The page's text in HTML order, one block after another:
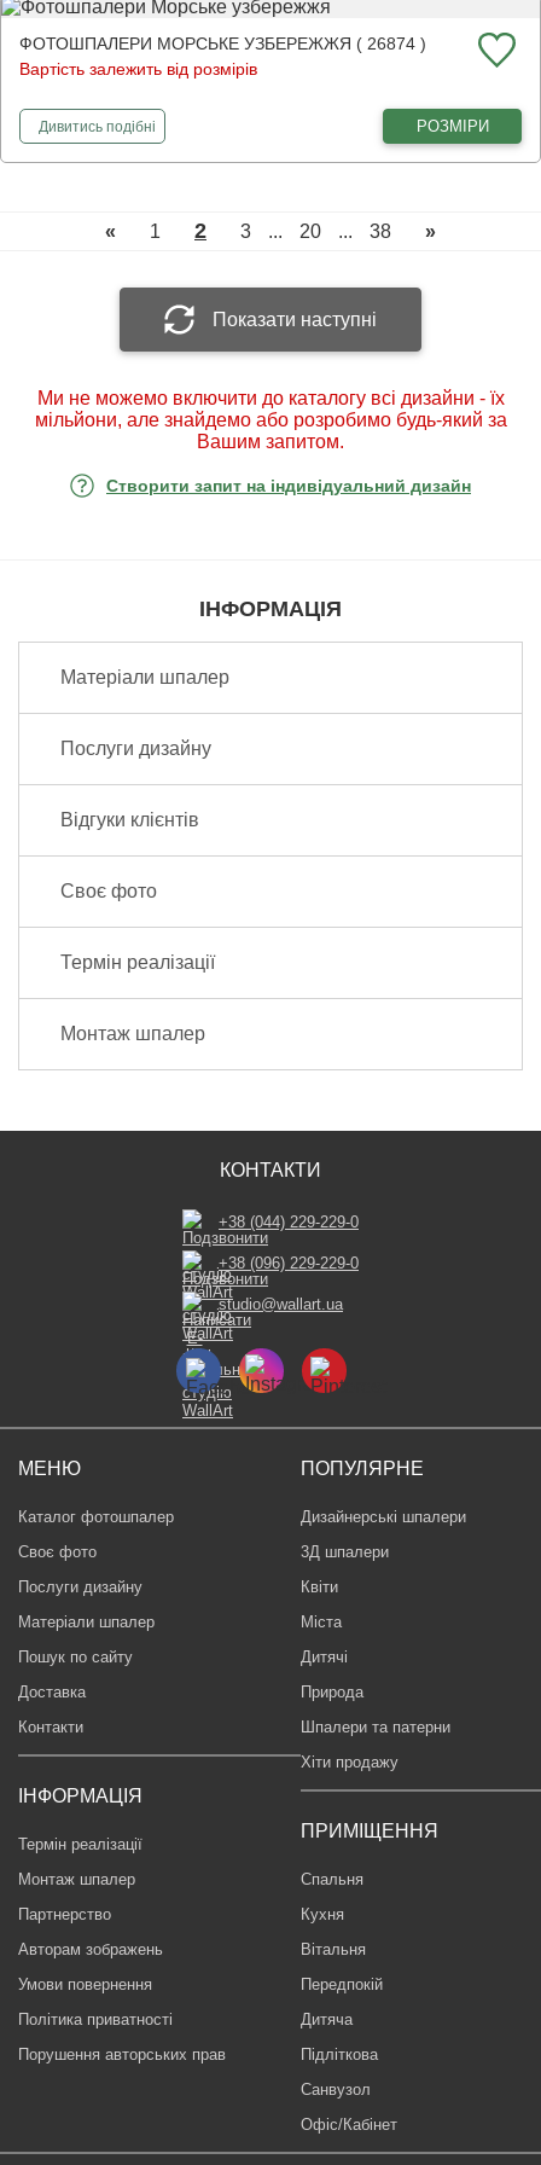
ФОТОШПАЛЕРИ МОРСЬКЕ УЗБЕРЕЖЖЯ ( 26874 )
Вартість залежить від розмірів
Дивитисьфотошпалери
подібні РОЗМІРИ
« 1 2 3 ... 20 ... 38 »
Показати наступні
Ми не можемо включити до каталогу всі дизайни - їх
мільйони, але знайдемо або розробимо будь-який за
Вашим запитом.
Створити запит на індивідуальний дизайн
ІНФОРМАЦІЯ
Матеріали шпалер
Послуги дизайну
Відгуки клієнтів
Своє фото
Термін реалізації
Монтаж шпалер
МЕНЮ
Каталог фотошпалер
Своє фото
Послуги дизайну
Матеріали шпалер
Пошук по сайту
Доставка
Контакти
ІНФОРМАЦІЯ
Термін реалізації
Монтаж шпалер
Партнерство
Авторам зображень
Умови повернення
Політика приватності
Порушення авторських прав
ПОПУЛЯРНЕ
Дизайнерські шпалери
3Д шпалери
Квіти
Міста
Дитячі
Природа
Шпалери та патерни
Хіти продажу
ПРИМІЩЕННЯ
Спальня
Кухня
Вітальня
Передпокій
Дитяча
Підліткова
Санвузол
Офіс/Кабінет
КОНТАКТИ
+38 (044) 229-229-0
+38 (096) 229-229-0
studio@wallart.ua